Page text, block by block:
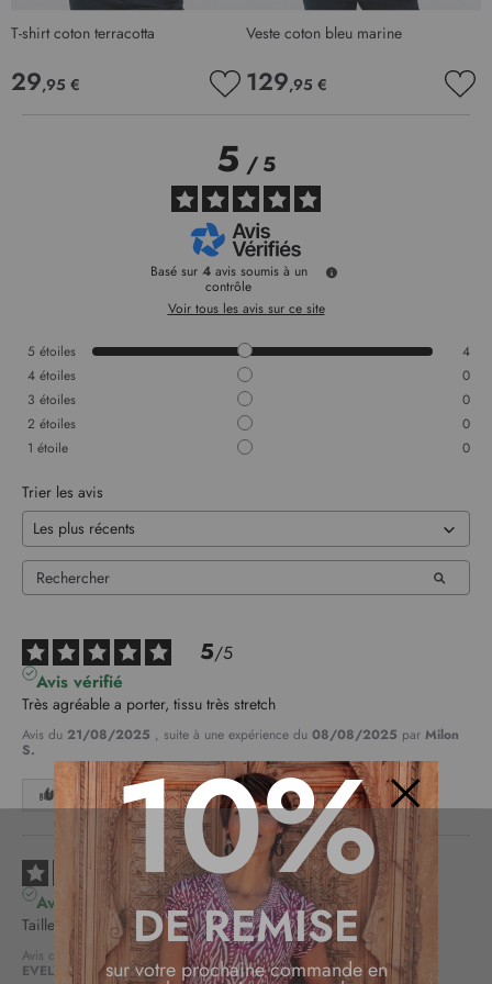
T-shirt coton terracotta
29,95 €
MA
LISTE
D’ENVIE
Veste coton bleu marine
129,95 €
5/5
Basé sur 4 avis soumis à un
contrôle
Voir tous les avis sur ce site
5 étoiles
4
4 étoiles
0
3 étoiles
0
2 étoiles
0
1 étoile 0
Trier les avis
5/5
Avis vérifié
Très agréable a porter, tissu très stretch
Avis du 21/08/2025 , suite à une expérience du 08/08/2025 par Milon
S.
Utile (0) Signaler
5/5
Avis vérifié
Taille exacte et modèle idem à la photo
Avis du 16/06/2025 , suite à une expérience du 31/05/2025 par
EVELYNE B.
Fermer
10%
DE REMISE
sur votre prochaine commande en